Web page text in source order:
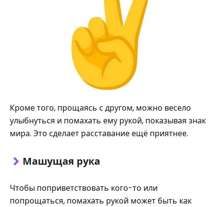
Кроме того, прощаясь с другом, можно весело
улыбнуться и помахать ему рукой, показывая знак
мира. Это сделает расставание ещё приятнее.
Машущая рука
Чтобы поприветствовать кого-то или
попрощаться, помахать рукой может быть как